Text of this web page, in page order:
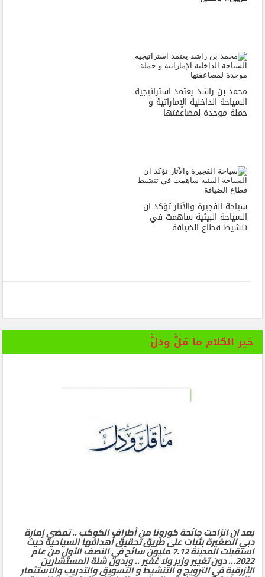
محمد بن راشد يعتمد استراتيجية
السياحة الداخلية الإماراتية و
حملة موحدة لمضاعفتها
سياحة الفجيرة والآثار تؤكد ان
السياحة البيئية ساهمت في
تنشيط قطاع الضيافة
خير الكلام ما قلَّ ودلَّ
بعد ان انزاحت جائحة كورونا من أطراف الكوكب .. تمضي إمارة
دبي الصغيرة بثبات على طريق تحقيق أهدافها السياحية حيث
استقبلت المدينة 7.12 مليون سائح في النصف الأول من عام
2022… دون تغيير وزير ولا غفير .. وبدون شلة المستشارين
الأزرقية في الترويج و التنشيط و التسويق والتدريب والاستثمار